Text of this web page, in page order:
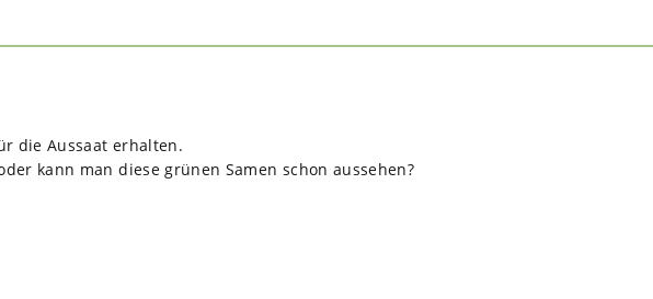
die Aus­saat erhal­ten.
kann man diese grü­nen Samen schon aus­se­hen?